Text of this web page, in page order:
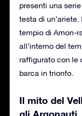
presenti una
testa di
tempio di Amon-
all’interno del
raffigurato con le
barca in trionfo.
Il mito del
gli Argonauti